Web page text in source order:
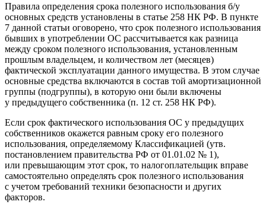
Правила определения срока полезного использования б/у
основных средств установлены в статье 258 НК РФ. В пункте
7 данной статьи оговорено, что срок полезного использования
бывших в употреблении ОС рассчитывается как разница
между сроком полезного использования, установленным
прошлым владельцем, и количеством лет (месяцев)
фактической эксплуатации данного имущества. В этом случае
основные средства включаются в состав той амортизационной
группы (подгруппы), в которую они были включены
у предыдущего собственника (п. 12 ст. 258 НК РФ).
Если срок фактического использования ОС у предыдущих
собственников окажется равным сроку его полезного
использования, определяемому Классификацией (утв.
постановлением правительства РФ от 01.01.02 № 1),
или превышающим этот срок, то налогоплательщик вправе
самостоятельно определять срок полезного использования
с учетом требований техники безопасности и других
факторов.